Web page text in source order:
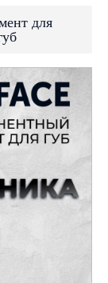
для